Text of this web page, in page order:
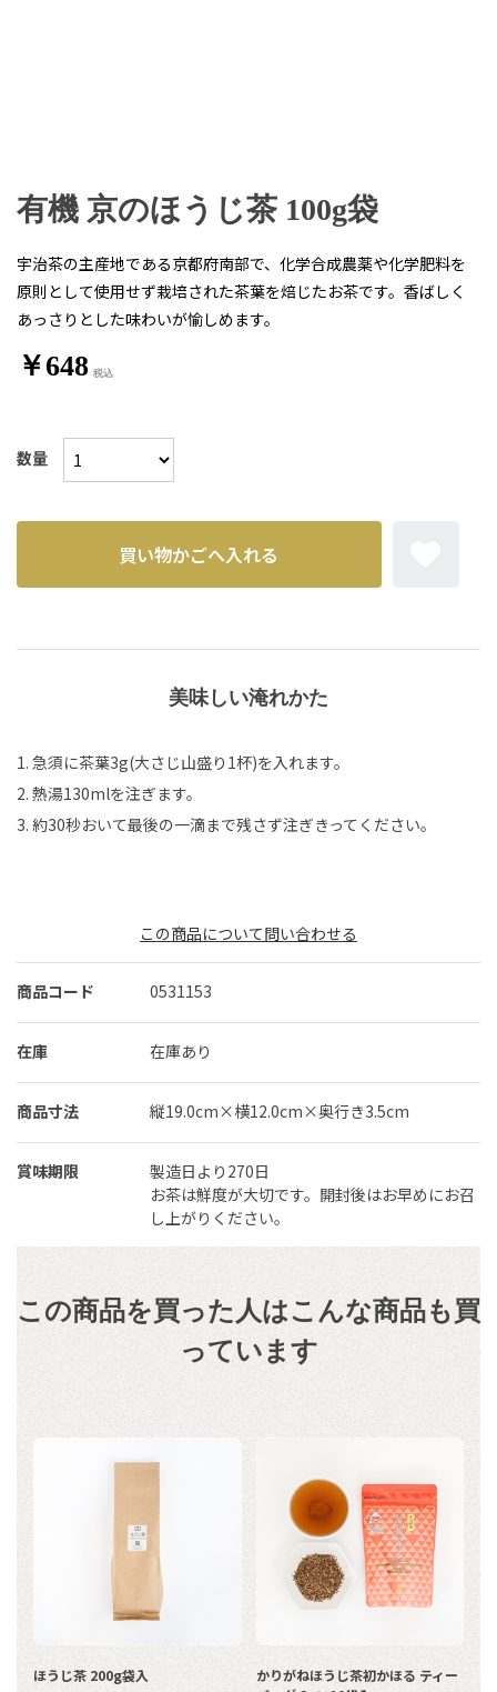
有機 京のほうじ茶 100g袋
宇治茶の主産地である京都府南部で、化学合成農薬や化学肥料を
原則として使用せず栽培された茶葉を焙じたお茶です。香ばしく
あっさりとした味わいが愉しめます。
￥648
商品コード 0531153
在庫 在庫あり
商品寸法 縦19.0cm×横12.0cm×奥行き3.5cm
賞味期限
製造日より270日
お茶は鮮度が大切です。開封後はお早めにお召
し上がりください。
数量
この商品を買った人はこんな商品も買
っています
ほうじ茶 200g袋入
かりがねほうじ茶初かほる ティー
この商品について問い合わせる
美味しい淹れかた
1. 急須に茶葉3g(大さじ山盛り1杯)を入れます。
2. 熱湯130mlを注ぎます。
3. 約30秒おいて最後の一滴まで残さず注ぎきってください。